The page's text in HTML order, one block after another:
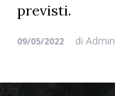
previsti.
09/05/2022 di Admin